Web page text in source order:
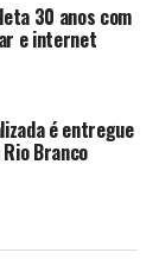
superado as
foram
foram
de propostas
à
Os
para a
estados.
30 anos com
e internet
é entregue
Branco